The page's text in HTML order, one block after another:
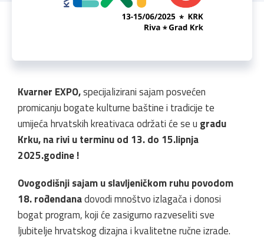
Kvarner EXPO,specijalizirani sajam posvećen
promicanju bogate kulturne baštine i tradicije te
umijeća hrvatskih kreativaca održati će se u gradu
Krku, na rivi u terminu od 13. do 15.lipnja
2025.godine !
Ovogodišnji sajam u slavljeničkom ruhu povodom
18. rođendanadovodi mnoštvo izlagača i donosi
bogat program, koji će zasigurno razveseliti sve
ljubitelje hrvatskog dizajna i kvalitetne ručne izrade.